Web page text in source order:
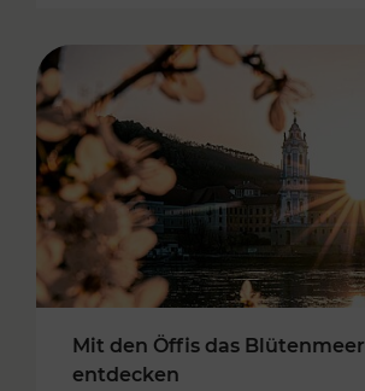
Mit den Öffis das Blütenmeer
entdecken